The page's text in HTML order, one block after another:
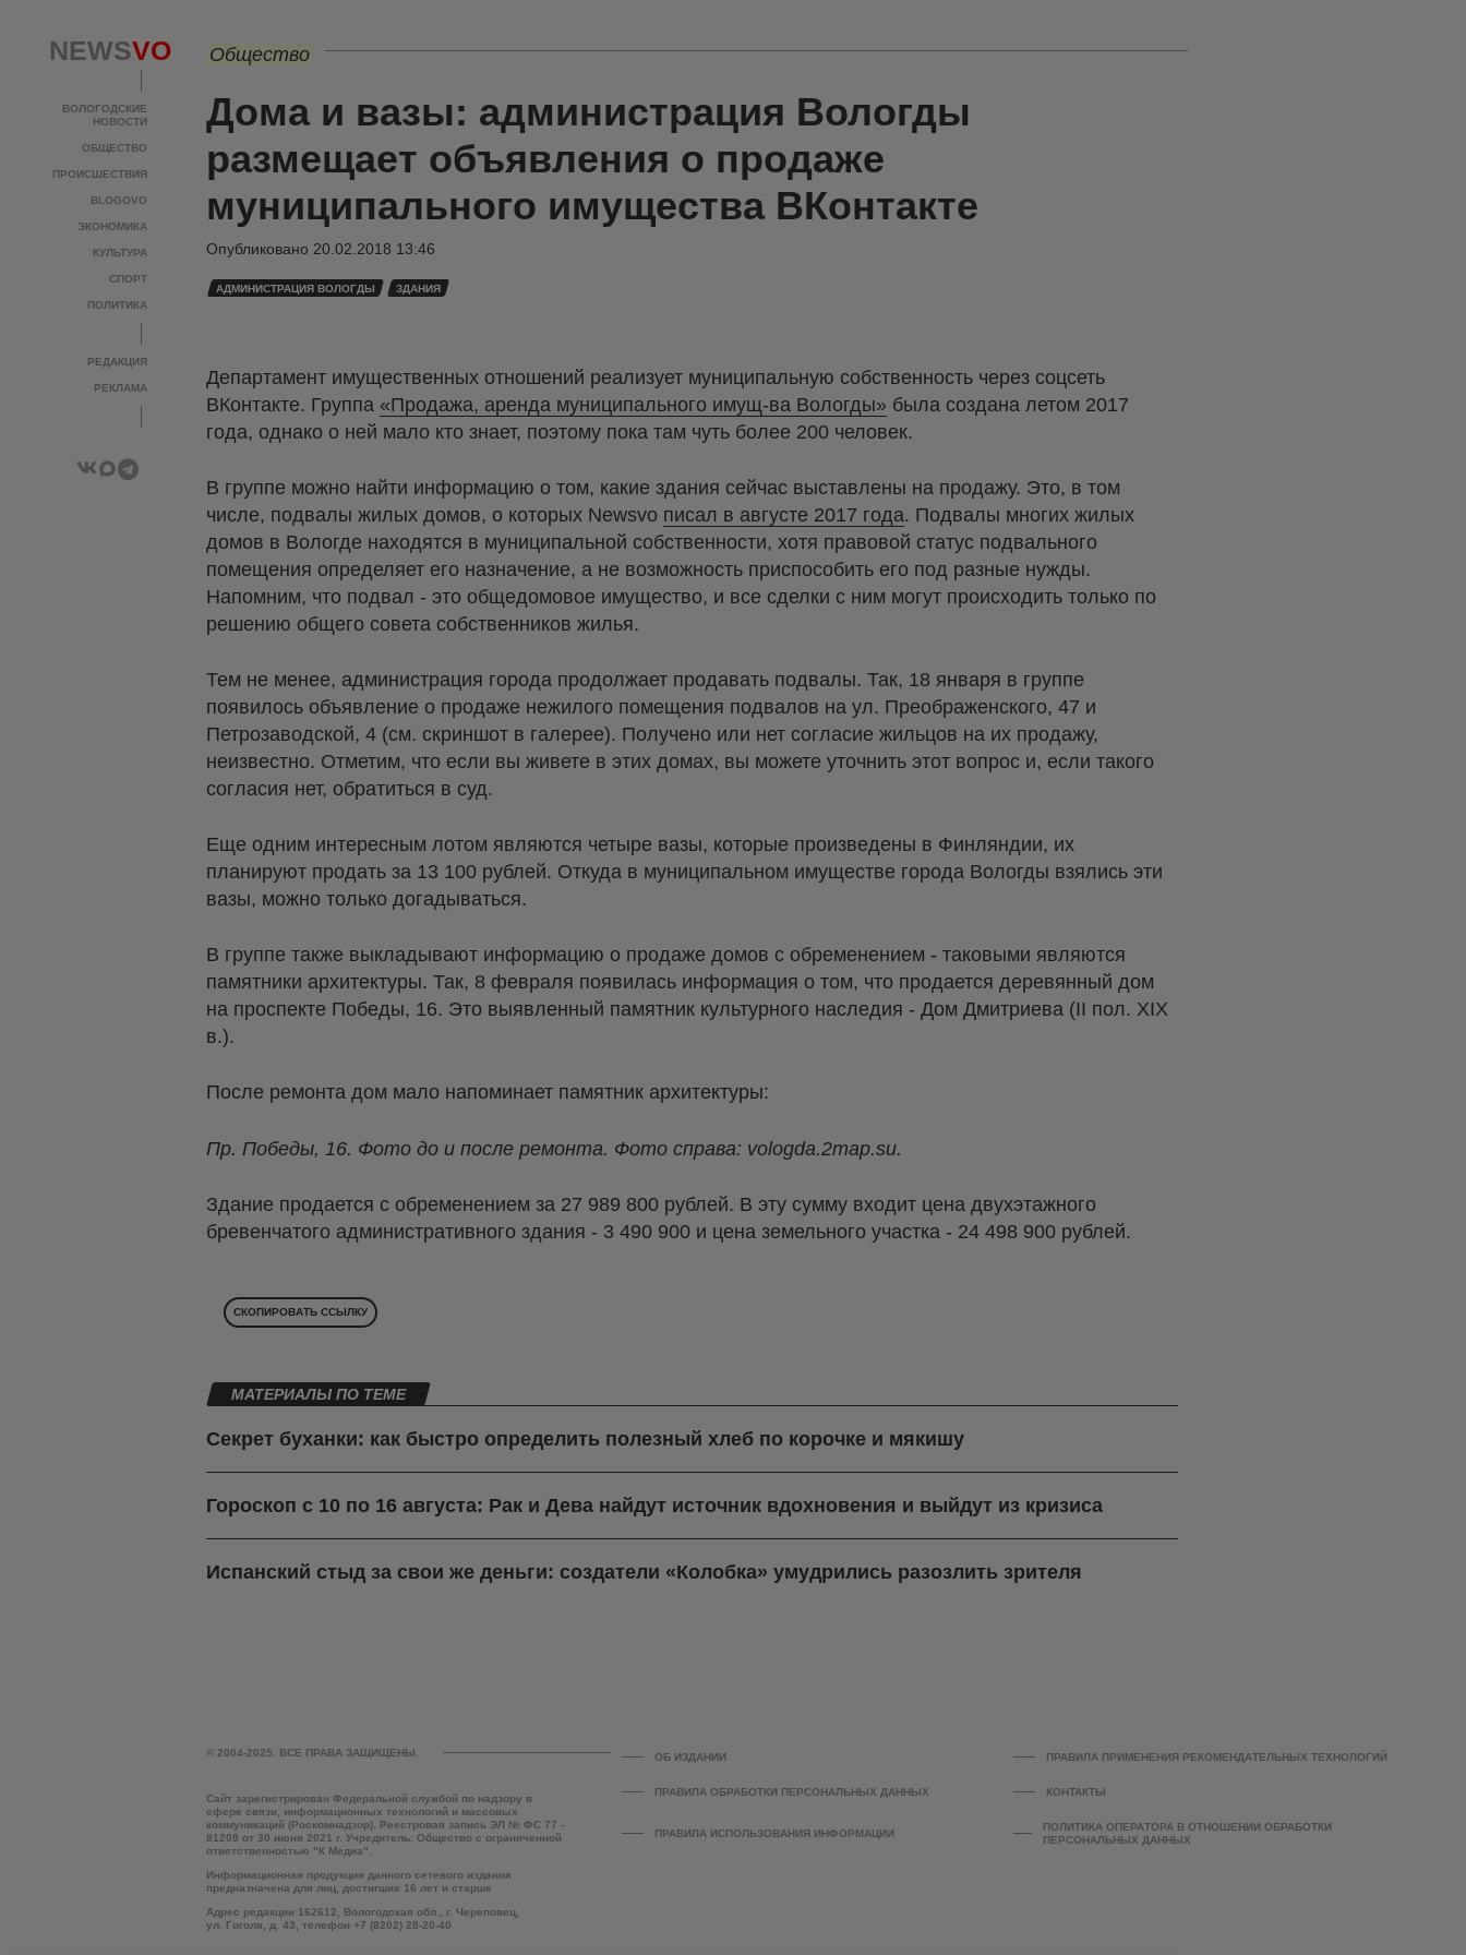
NEWSVO
ВОЛОГОДСКИЕ
НОВОСТИ
ОБЩЕСТВО
ПРОИСШЕСТВИЯ
BLOGOVO
ЭКОНОМИКА
КУЛЬТУРА
СПОРТ
ПОЛИТИКА
РЕДАКЦИЯ
РЕКЛАМА
Общество
Дома и вазы: администрация Вологды
размещает объявления о продаже
муниципального имущества ВКонтакте
Опубликовано 20.02.2018 13:46
АДМИНИСТРАЦИЯ ВОЛОГДЫ ЗДАНИЯ
Департамент имущественных отношений реализует муниципальную собственность через соцсеть
ВКонтакте. Группа «Продажа, аренда муниципального имущ-ва Вологды» была создана летом 2017
года, однако о ней мало кто знает, поэтому пока там чуть более 200 человек.
В группе можно найти информацию о том, какие здания сейчас выставлены на продажу. Это, в том
числе, подвалы жилых домов, о которых Newsvo писал в августе 2017 года. Подвалы многих жилых
домов в Вологде находятся в муниципальной собственности, хотя правовой статус подвального
помещения определяет его назначение, а не возможность приспособить его под разные нужды.
Напомним, что подвал - это общедомовое имущество, и все сделки с ним могут происходить только по
решению общего совета собственников жилья.
Тем не менее, администрация города продолжает продавать подвалы. Так, 18 января в группе
появилось объявление о продаже нежилого помещения подвалов на ул. Преображенского, 47 и
Петрозаводской, 4 (см. скриншот в галерее). Получено или нет согласие жильцов на их продажу,
неизвестно. Отметим, что если вы живете в этих домах, вы можете уточнить этот вопрос и, если такого
согласия нет, обратиться в суд.
Еще одним интересным лотом являются четыре вазы, которые произведены в Финляндии, их
планируют продать за 13 100 рублей. Откуда в муниципальном имуществе города Вологды взялись эти
вазы, можно только догадываться.
В группе также выкладывают информацию о продаже домов с обременением - таковыми являются
памятники архитектуры. Так, 8 февраля появилась информация о том, что продается деревянный дом
на проспекте Победы, 16. Это выявленный памятник культурного наследия - Дом Дмитриева (II пол. XIX
в.).
После ремонта дом мало напоминает памятник архитектуры:
Пр. Победы, 16. Фото до и после ремонта. Фото справа: vologda.2map.su.
Здание продается с обременением за 27 989 800 рублей. В эту сумму входит цена двухэтажного
бревенчатого административного здания - 3 490 900 и цена земельного участка - 24 498 900 рублей.
СКОПИРОВАТЬ ССЫЛКУ
МАТЕРИАЛЫ ПО ТЕМЕ
Секрет буханки: как быстро определить полезный хлеб по корочке и мякишу
Гороскоп с 10 по 16 августа: Рак и Дева найдут источник вдохновения и выйдут из кризиса
Испанский стыд за свои же деньги: создатели «Колобка» умудрились разозлить зрителя
© 2004-2025. ВСЕ ПРАВА ЗАЩИЩЕНЫ.
Сайт зарегистрирован Федеральной службой по надзору в
сфере связи, информационных технологий и массовых
коммуникаций (Роскомнадзор). Реестровая запись ЭЛ № ФС 77 -
81209 от 30 июня 2021 г. Учредитель: Общество с ограниченной
ответственностью "К Медиа".
Информационная продукция данного сетевого издания
предназначена для лиц, достигших 16 лет и старше
Адрес редакции 162612, Вологодская обл., г. Череповец,
ул. Гоголя, д. 43, телефон +7 (8202) 28-20-40
ОБ ИЗДАНИИ ПРАВИЛА ПРИМЕНЕНИЯ РЕКОМЕНДАТЕЛЬНЫХ ТЕХНОЛОГИЙ
ПРАВИЛА ОБРАБОТКИ ПЕРСОНАЛЬНЫХ ДАННЫХ КОНТАКТЫ
ПРАВИЛА ИСПОЛЬЗОВАНИЯ ИНФОРМАЦИИ
ПОЛИТИКА ОПЕРАТОРА В ОТНОШЕНИИ ОБРАБОТКИ
ПЕРСОНАЛЬНЫХ ДАННЫХ